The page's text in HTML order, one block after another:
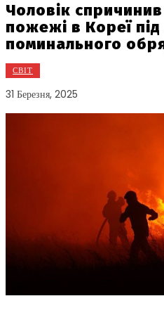
Чоловік спричинив
пожежі в Кореї під
поминального
СВІТ
31 Березня, 2025